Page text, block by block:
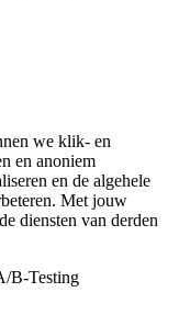
we klik- en
en anoniem
en de algehele
Met jouw
diensten van derden
B-Testing